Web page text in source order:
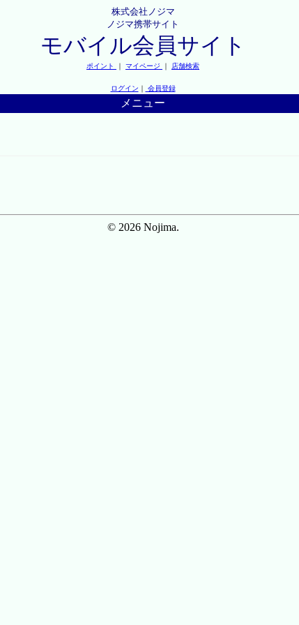
株式会社ノジマ
ノジマ携帯サイト
モバイル会員サイト
ポイント ｜ マイページ ｜ 店舗検索
ログイン ｜ 会員登録
メニュー
© 2026 Nojima.